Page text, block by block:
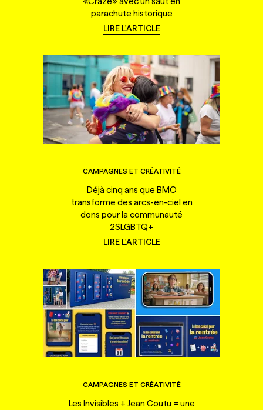
parachute historique
LIRE L'ARTICLE
CAMPAGNES ET CRÉATIVITÉ
Déjà cinq ans que BMO
transforme des arcs-en-ciel en
dons pour la communauté
2SLGBTQ+
LIRE L'ARTICLE
CAMPAGNES ET CRÉATIVITÉ
Les Invisibles + Jean Coutu = une